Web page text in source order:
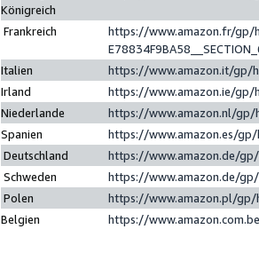
Königreich
Frankreich
https://www.amazon.fr/gp/
Italien
https://www.amazon.it/gp/
Irland
https://www.amazon.ie/gp/
Niederlande
https://www.amazon.nl/gp/
Spanien
https://www.amazon.es/
Deutschland
https://www.amazon.de/
Schweden
https://www.amazon.de/
Polen
https://www.amazon.pl/gp/
Belgien
https://